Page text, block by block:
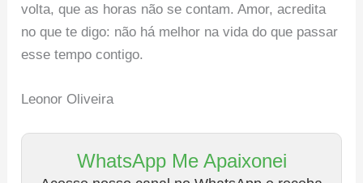
volta, que as horas não se contam. Amor, acredita
no que te digo: não há melhor na vida do que passar
esse tempo contigo.
Leonor Oliveira
WhatsApp Me Apaixonei